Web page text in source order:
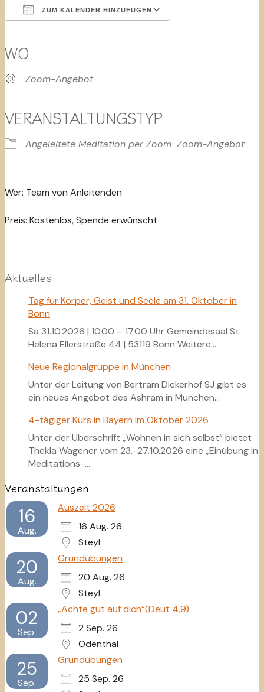
ZUM KALENDER HINZUFÜGEN
WO
Zoom-Angebot
VERANSTALTUNGSTYP
Angeleitete Meditation per Zoom Zoom-Angebot
Wer: Team von Anleitenden
Preis: Kostenlos, Spende erwünscht
Aktuelles
Tag für Körper, Geist und Seele am 31. Oktober in
Bonn
Sa 31.10.2026 | 10.00 – 17.00 Uhr Gemeindesaal St.
Helena Ellerstraße 44 | 53119 Bonn Weitere…
Neue Regionalgruppe in München
Unter der Leitung von Bertram Dickerhof SJ gibt es
ein neues Angebot des Ashram in München…
4-tägiger Kurs in Bayern im Oktober 2026
Unter der Überschrift „Wohnen in sich selbst“ bietet
Thekla Wagener vom 23.-27.10.2026 eine „Einübung in
Meditations-…
Veranstaltungen
16
Aug.
Auszeit 2026
16 Aug. 26
Steyl
20
Aug.
Grundübungen
20 Aug. 26
Steyl
02
Sep.
„Achte gut auf dich“(Deut 4,9)
2 Sep. 26
Odenthal
25
Sep.
Grundübungen
25 Sep. 26